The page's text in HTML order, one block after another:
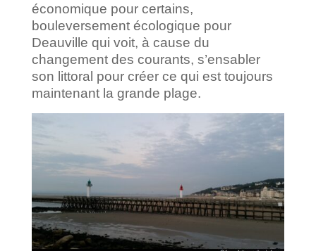
économique pour certains,
bouleversement écologique pour
Deauville qui voit, à cause du
changement des courants, s’ensabler
son littoral pour créer ce qui est toujours
maintenant la grande plage.